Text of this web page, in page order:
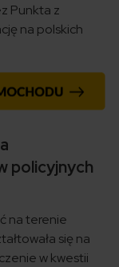
Punkta z
na polskich
policyjnych
na terenie
się na
w kwestii